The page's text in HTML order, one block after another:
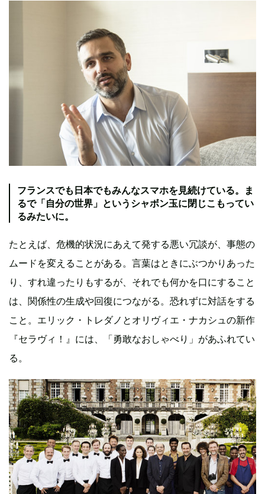
フランスでも日本でもみんなスマホを見続けている。ま
るで「自分の世界」というシャボン玉に閉じこもってい
るみたいに。
たとえば、危機的状況にあえて発する悪い冗談が、事態の
ムードを変えることがある。言葉はときにぶつかりあった
り、すれ違ったりもするが、それでも何かを口にすること
は、関係性の生成や回復につながる。恐れずに対話をする
こと。エリック・トレダノとオリヴィエ・ナカシュの新作
『セラヴィ！』には、「勇敢なおしゃべり」があふれてい
る。